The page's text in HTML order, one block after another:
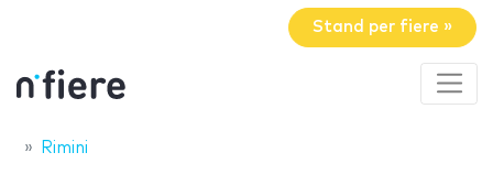
Stand per fiere »
Rimini